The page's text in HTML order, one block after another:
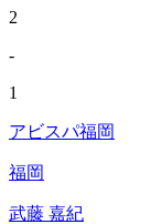
2
-
1
アビスパ福岡
福岡
武藤 嘉紀